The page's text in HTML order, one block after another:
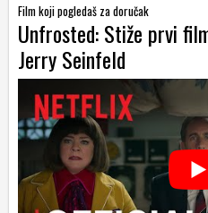
Film koji pogledaš za doručak
Unfrosted: Stiže prvi
Jerry Seinfeld